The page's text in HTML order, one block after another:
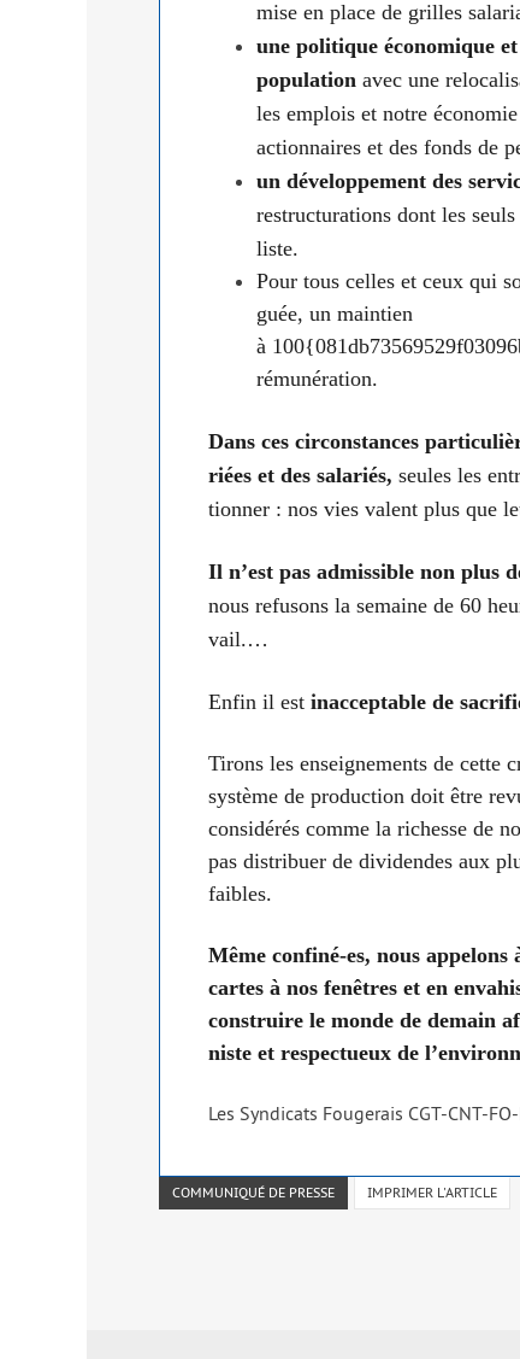
mise en place de grilles
une poli­tique éco­no­mique
popu­la­tion avec une
les emplois et notre
action­naires et des fonds de
un déve­lop­pe­ment des
restruc­tu­ra­tions dont les
liste.
Pour tous celles et ceux qui
guée, un main­tien
à
rému­né­ra­tion.
Dans ces cir­cons­tances
riées et des sala­riés, seules les
tion­ner : nos vies valent plus que
Il n’est pas admis­sible non plus
nous refu­sons la semaine de 60
vail.…
Enfin il est inac­cep­table de
Tirons les ensei­gne­ments de cette
sys­tème de pro­duc­tion doit être
consi­dé­rés comme la richesse de
pas dis­tri­buer de divi­dendes aux
faibles.
Même confi­né-es, nous
cartes à nos fenêtres et en
construire le monde de demain
niste et res­pec­tueux de
Les Syndicats Fougerais CGT-CNT-
COMMUNIQUÉ DE PRESSE IMPRIMER L'ARTICLE